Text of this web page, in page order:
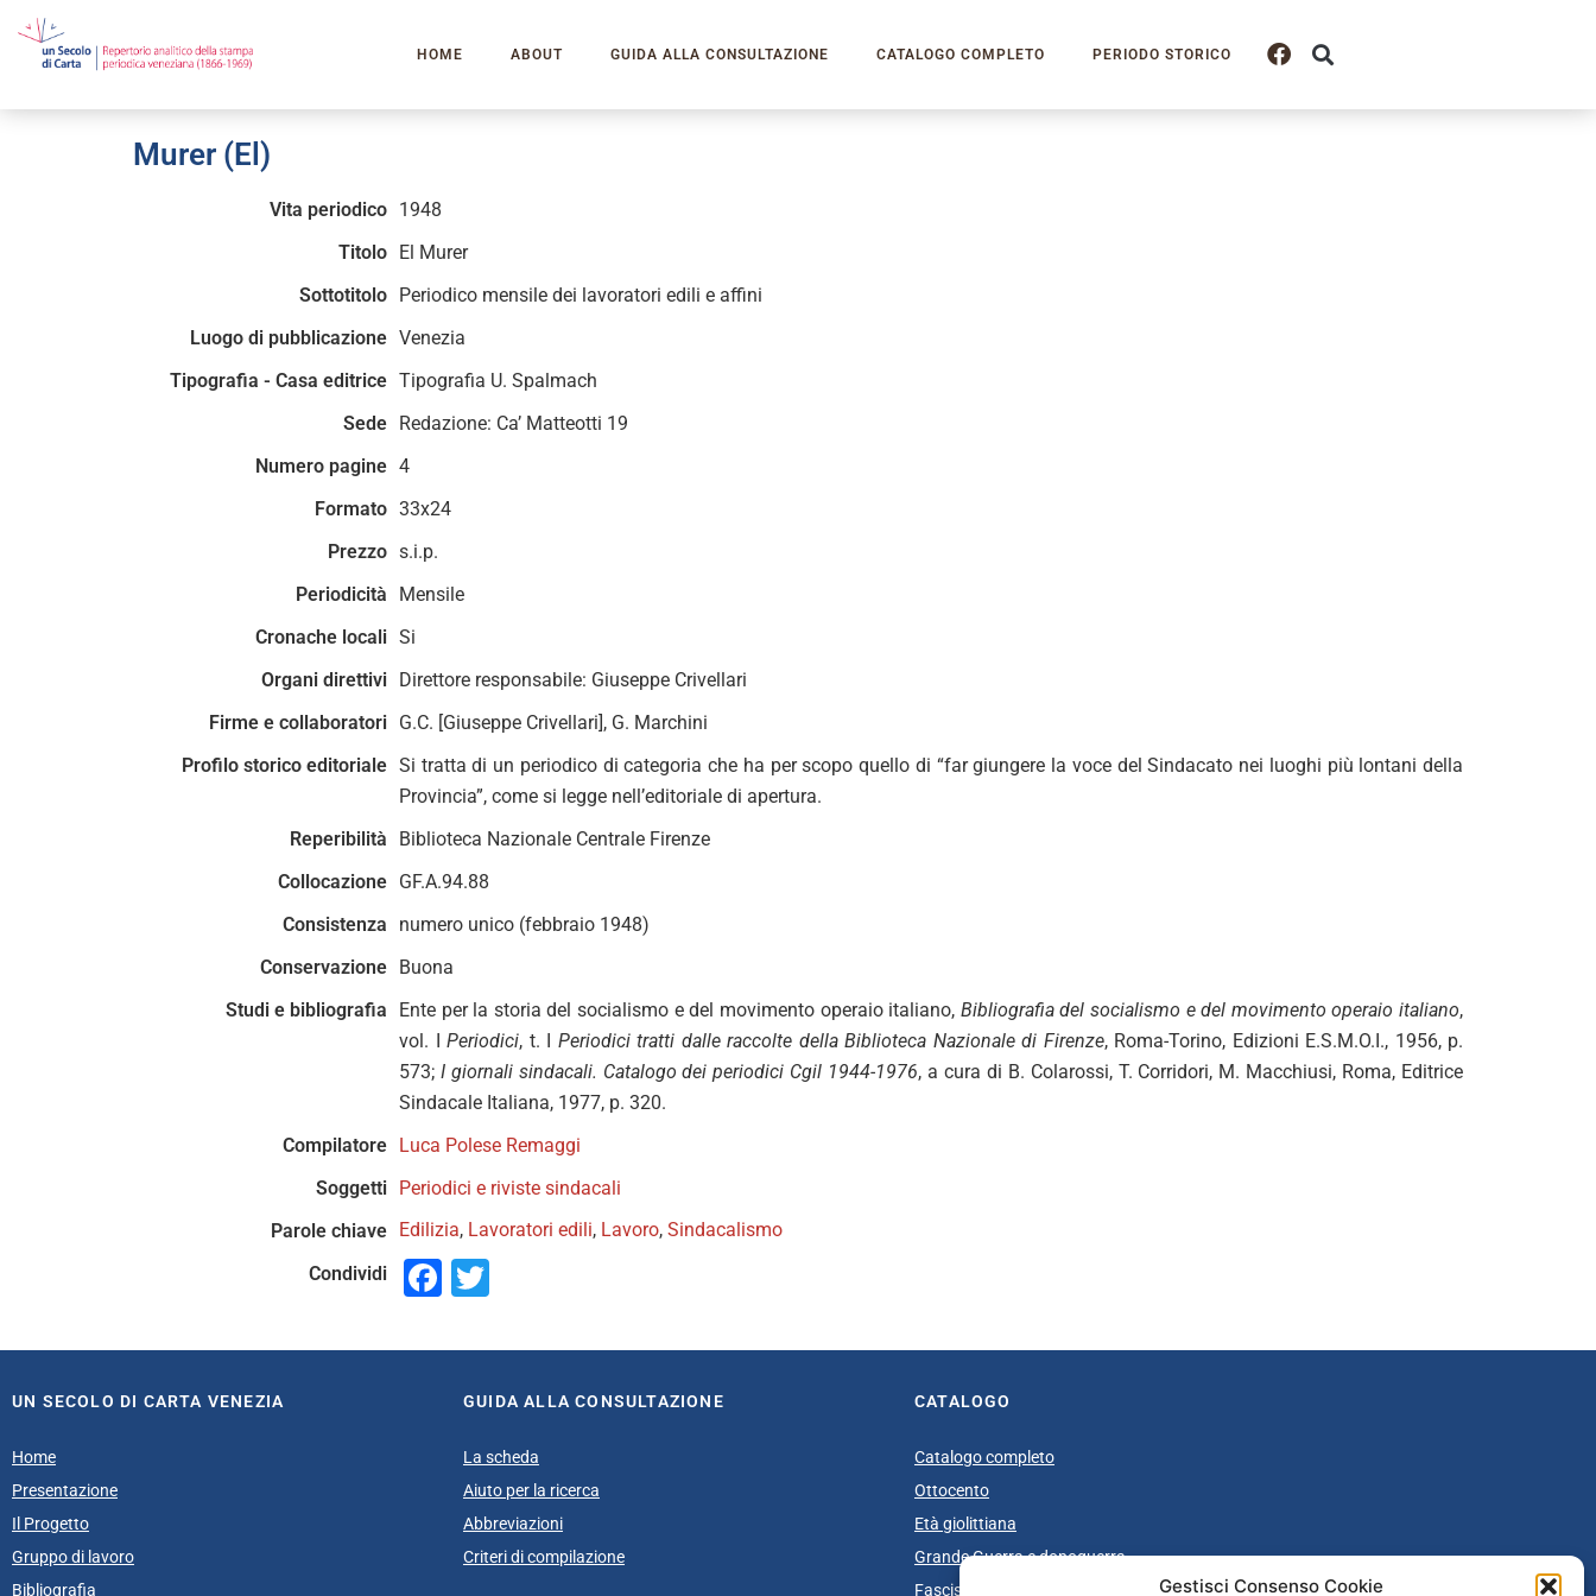
Gestisci Consenso Cookie
HOME ABOUT GUIDA ALLA CONSULTAZIONE CATALOGO COMPLETO PERIODO STORICO
Murer (El)
Vita periodico 1948
Titolo El Murer
Sottotitolo Periodico mensile dei lavoratori edili e affini
Luogo di pubblicazione Venezia
Tipografia - Casa editrice Tipografia U. Spalmach
Sede Redazione: Ca’ Matteotti 19
Numero pagine 4
Formato 33x24
Prezzo s.i.p.
Periodicità
Mensile
Cronache locali Si
Organi direttivi Direttore responsabile: Giuseppe Crivellari
Firme e collaboratori G.C. [Giuseppe Crivellari], G. Marchini
Profilo storico editoriale Si tratta di un periodico di categoria che ha per scopo quello di “far giungere la voce del Sindacato nei luoghi più lontani della
Provincia”, come si legge nell’editoriale di apertura.
Reperibilità
Biblioteca Nazionale Centrale Firenze
Collocazione GF.A.94.88
Consistenza
numero unico (febbraio 1948)
Conservazione Buona
Studi e bibliografia
Ente per la storia del socialismo e del movimento operaio italiano, Bibliografia del socialismo e del movimento operaio italiano,
vol. I Periodici, t. I Periodici tratti dalle raccolte della Biblioteca Nazionale di Firenze, Roma-Torino, Edizioni E.S.M.O.I., 1956, p.
573; I giornali sindacali. Catalogo dei periodici Cgil 1944-1976, a cura di B. Colarossi, T. Corridori, M. Macchiusi, Roma, Editrice
Sindacale Italiana, 1977, p. 320.
Compilatore Luca Polese Remaggi
Soggetti Periodici e riviste sindacali
Parole chiave Edilizia, Lavoratori edili, Lavoro, Sindacalismo
Condividi
Facebook
UN SECOLO DI CARTA VENEZIA
Home
Presentazione
Il Progetto
Gruppo di lavoro
Bibliografia
GUIDA ALLA CONSULTAZIONE
La scheda
Aiuto per la ricerca
Abbreviazioni
Criteri di compilazione
CATALOGO
Catalogo completo
Ottocento
Età giolittiana
Grande Guerra e dopoguerra
Fascismo